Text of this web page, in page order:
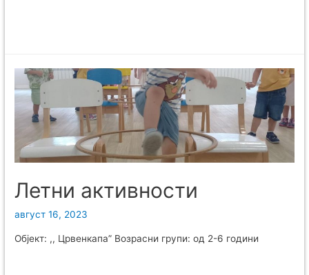
Летни активности
август 16, 2023
Објект: ,, Црвенкапа” Возрасни групи: од 2-6 години